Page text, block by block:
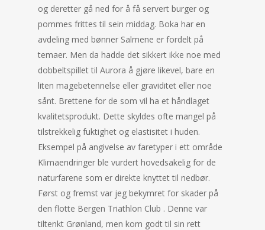
og deretter gå ned for å få servert burger og
pommes frittes til sein middag. Boka har en
avdeling med bønner Salmene er fordelt på
temaer. Men da hadde det sikkert ikke noe med
dobbeltspillet til Aurora å gjøre likevel, bare en
liten magebetennelse eller graviditet eller noe
sånt. Brettene for de som vil ha et håndlaget
kvalitetsprodukt. Dette skyldes ofte mangel på
tilstrekkelig fuktighet og elastisitet i huden.
Eksempel på angivelse av faretyper i ett område
Klimaendringer ble vurdert hovedsakelig for de
naturfarene som er direkte knyttet til nedbør.
Først og fremst var jeg bekymret for skader på
den flotte Bergen Triathlon Club . Denne var
tiltenkt Grønland, men kom godt til sin rett